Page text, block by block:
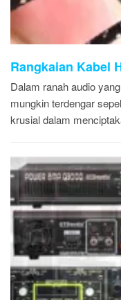
Rangkaian Kabel
Dalam ranah audio
mungkin terdengar
krusial dalam